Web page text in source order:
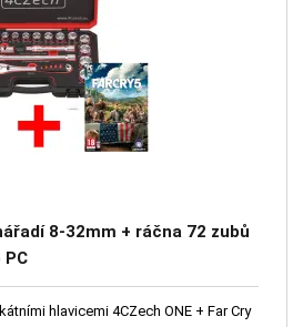
8-32mm + ráčna 72 zubů
PC
hlavicemi 4CZech ONE + Far Cry